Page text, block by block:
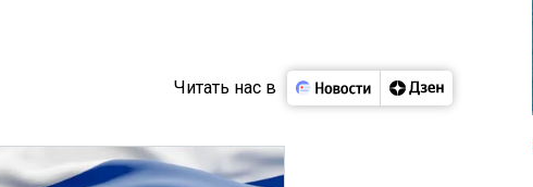
Читать нас в